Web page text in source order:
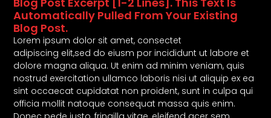
Automatically Pulled From Your Existing
Blog Post.
Lorem ipsum dolor sit amet, consectet
adipiscing elit,sed do eiusm por incididunt ut labore et
dolore magna aliqua. Ut enim ad minim veniam, quis
nostrud exercitation ullamco laboris nisi ut aliquip ex ea
sint occaecat cupidatat non proident, sunt in culpa qui
officia mollit natoque consequat massa quis enim.